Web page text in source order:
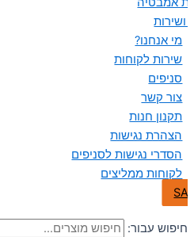
ושירות
מי אנחנו?
שירות לקוחות
סניפים
צור קשר
תקנון חנות
הצהרת נגישות
הסדרי נגישות לסניפים
לקוחות ממליצים
חיפוש עבור: